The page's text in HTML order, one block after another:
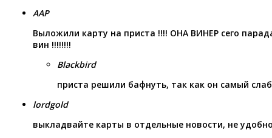
AAP
Выложили карту на приста !!!! ОНА ВИНЕР сего
вин !!!!!!!!
Blackbird
приста решили бафнуть, так как он самый
lordgold
выкладвайте карты в отдельные новости, не